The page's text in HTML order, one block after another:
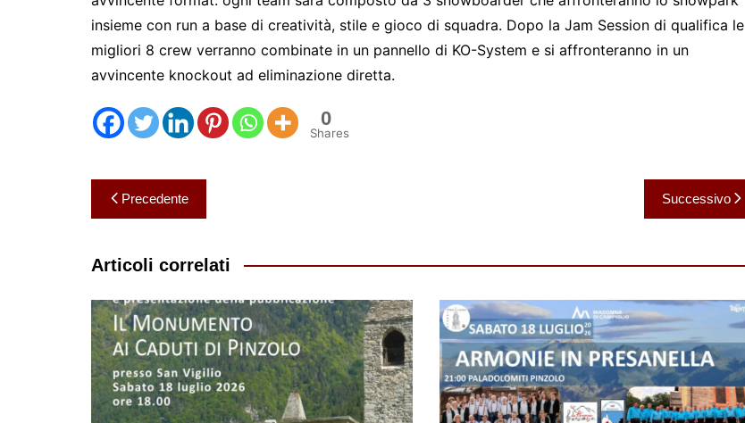
insieme con run a base di creatività, stile e gioco di squadra. Dopo la Jam Session di qualifica le
migliori 8 crew verranno combinate in un pannello di KO-System e si affronteranno in un
avvincente knockout ad eliminazione diretta.
0
Shares
Navigazione
articoli
Precedente Successivo
Articoli correlati